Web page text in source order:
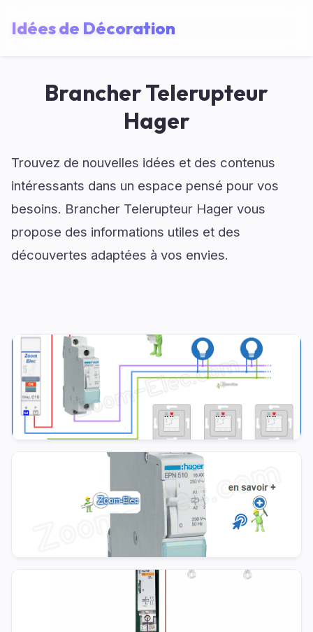
Idées de Décoration
Brancher Telerupteur
Hager
Trouvez de nouvelles idées et des contenus
intéressants dans un espace pensé pour vos
besoins. Brancher Telerupteur Hager vous
propose des informations utiles et des
découvertes adaptées à vos envies.